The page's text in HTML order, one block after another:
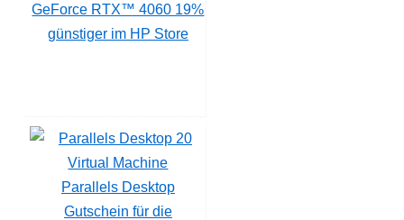
GeForce RTX™ 4060 19%
günstiger im HP Store
Parallels Desktop
Gutschein für die